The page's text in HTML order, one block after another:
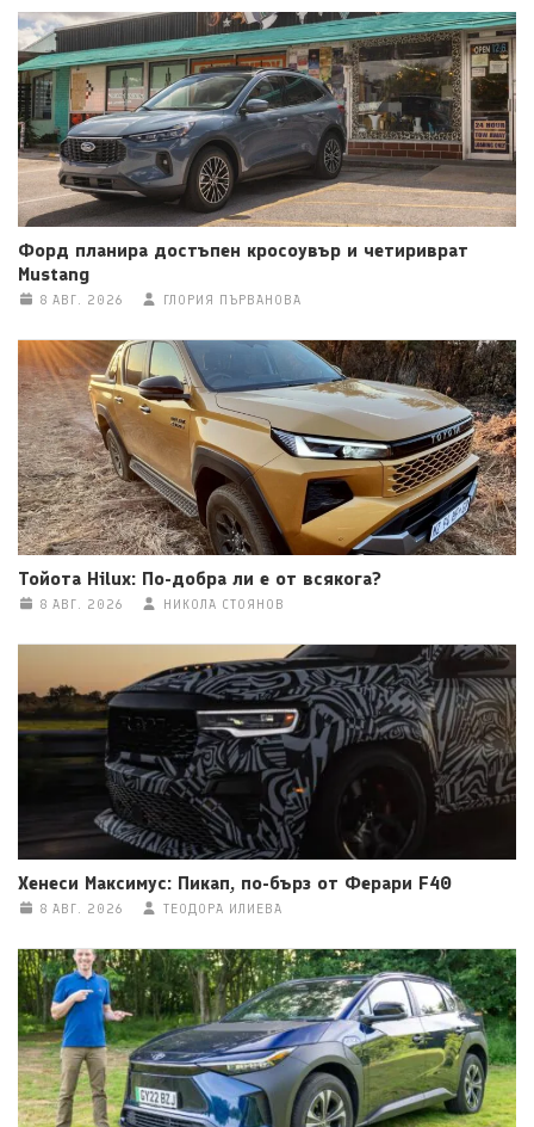
Форд планира достъпен кросоувър и четириврат
Mustang
8 АВГ. 2026 ГЛОРИЯ ПЪРВАНОВА
Тойота Hilux: По-добра ли е от всякога?
8 АВГ. 2026 НИКОЛА СТОЯНОВ
Хенеси Максимус: Пикап, по-бърз от Ферари F40
8 АВГ. 2026 ТЕОДОРА ИЛИЕВА